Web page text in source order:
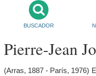
BUSCADOR
Pierre-Jean
(Arras, 1887 - París, 1976)